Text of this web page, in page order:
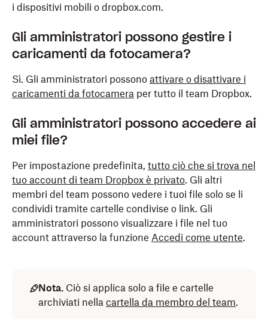
i dispositivi mobili o dropbox.com.
Gli amministratori possono gestire i
caricamenti da fotocamera?
Sì. Gli amministratori possono attivare o disattivare i
caricamenti da fotocamera per tutto il team Dropbox.
Gli amministratori possono accedere ai
miei file?
Per impostazione predefinita, tutto ciò che si trova nel
tuo account di team Dropbox è privato. Gli altri
membri del team possono vedere i tuoi file solo se li
condividi tramite cartelle condivise o link. Gli
amministratori possono visualizzare i file nel tuo
account attraverso la funzione Accedi come utente.
Nota. Ciò si applica solo a file e cartelle
archiviati nella cartella da membro del team.